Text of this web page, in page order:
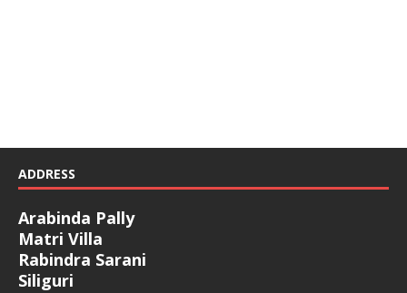
ADDRESS
Arabinda Pally
Matri Villa
Rabindra Sarani
Siliguri